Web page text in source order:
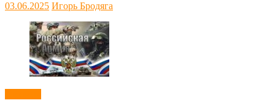
03.06.2025 Игорь Бродяга